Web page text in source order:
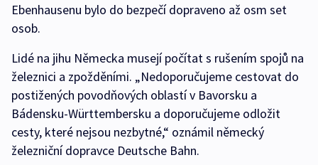
Ebenhausenu bylo do bezpečí dopraveno až osm set
osob.
Lidé na jihu Německa musejí počítat s rušením spojů na
železnici a zpožděními. „Nedoporučujeme cestovat do
postižených povodňových oblastí v Bavorsku a
Bádensku-Württembersku a doporučujeme odložit
cesty, které nejsou nezbytné,“ oznámil německý
železniční dopravce Deutsche Bahn.